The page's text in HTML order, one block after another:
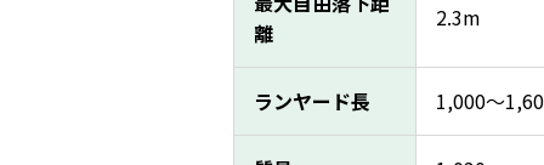
離
2.3m
ランヤード長 1,000～